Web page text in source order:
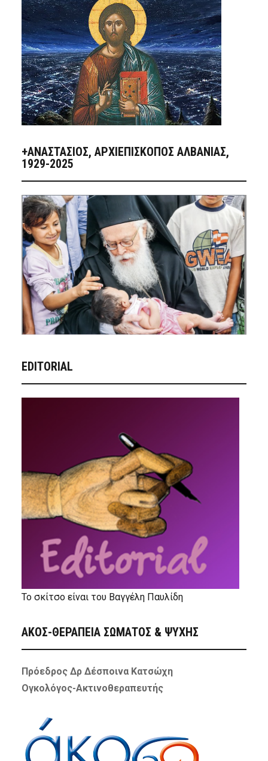
+ΑΝΑΣΤΆΣΙΟΣ, ΑΡΧΙΕΠΊΣΚΟΠΟΣ ΑΛΒΑΝΊΑΣ,
1929-2025
EDITORIAL
Το σκίτσο είναι του Βαγγέλη Παυλίδη
ΑΚΟΣ-ΘΕΡΑΠΕΙΑ ΣΩΜΑΤΟΣ & ΨΥΧΗΣ
Πρόεδρος Δρ Δέσποινα Κατσώχη
Ογκολόγος-Ακτινοθεραπευτής